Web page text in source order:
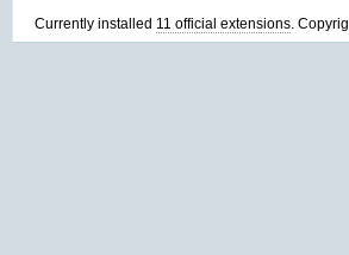
Currently installed 11 official extensions.